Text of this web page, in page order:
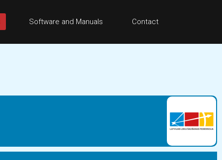
Software and Manuals Contact